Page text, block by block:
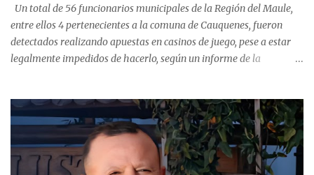
Un total de 56 funcionarios municipales de la Región del Maule,
entre ellos 4 pertenecientes a la comuna de Cauquenes, fueron
detectados realizando apuestas en casinos de juego, pese a estar
legalmente impedidos de hacerlo, según un informe de la
estableció que estos funcionarios —quienes administran o
custodian fondos públicos— efectuaron transacciones por un
monto total de $116.075.918 entre enero de 2024 y junio de 2025.
En el detalle regional, se indica que en la comuna de Cauquenes se